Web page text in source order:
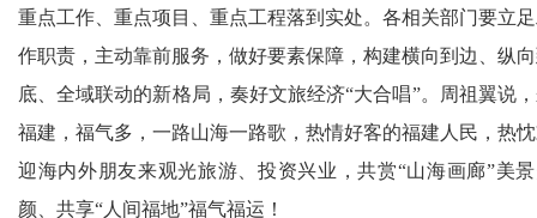
重点工作、重点项目、重点工程落到实处。各相关部门要立
作职责，主动靠前服务，做好要素保障，构建横向到边、纵
底、全域联动的新格局，奏好文旅经济“大合唱”。周祖翼说
福建，福气多，一路山海一路歌，热情好客的福建人民，热
迎海内外朋友来观光旅游、投资兴业，共赏“山海画廊”美
颜、共享“人间福地”福气福运！